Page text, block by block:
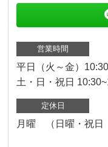
営業時間
平日（火～金）
土・日・祝日
定休日
月曜 （日曜・祝日